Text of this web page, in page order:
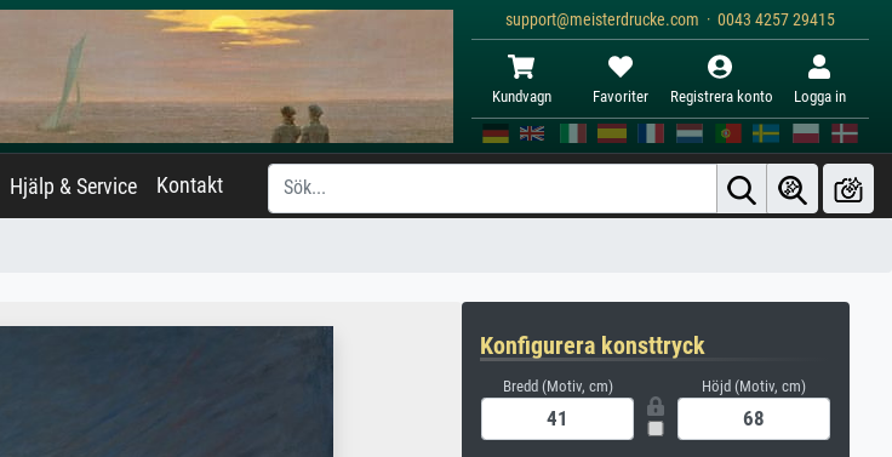
support@meisterdrucke.com · 0043 4257 29415
Kundvagn Favoriter Registrera konto Logga in
Hjälp & Service Kontakt
Konfigurera konsttryck
Bredd (Motiv, cm) Höjd (Motiv, cm)